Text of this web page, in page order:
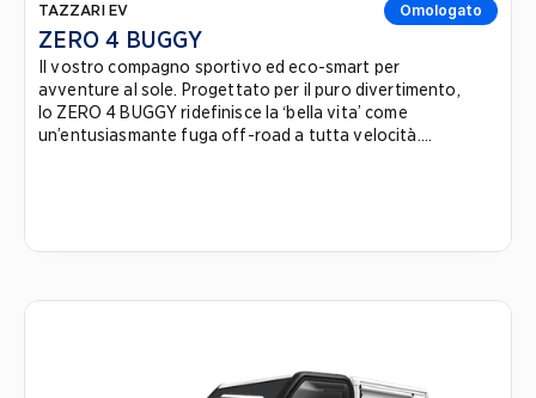
TAZZARI EV Omologato
ZERO 4 BUGGY
Il vostro compagno sportivo ed eco-smart per
avventure al sole. Progettato per il puro divertimento,
lo ZERO 4 BUGGY ridefinisce la ‘bella vita’ come
un’entusiasmante fuga off-road a tutta velocità....